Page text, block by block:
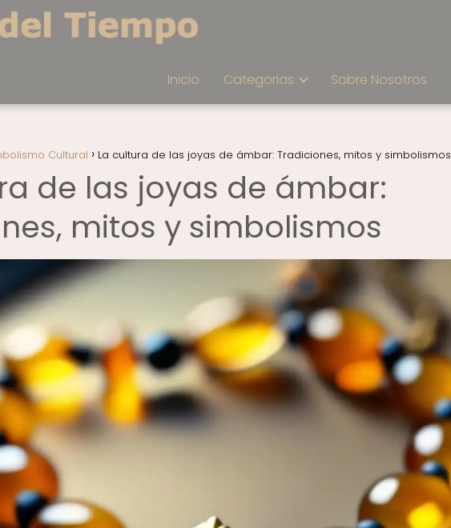
Inicio Categorias Sobre Nosotros
Cultural La cultura de las joyas de ámbar: Tradiciones, mitos y simbolismos
de las joyas de ámbar:
mitos y simbolismos